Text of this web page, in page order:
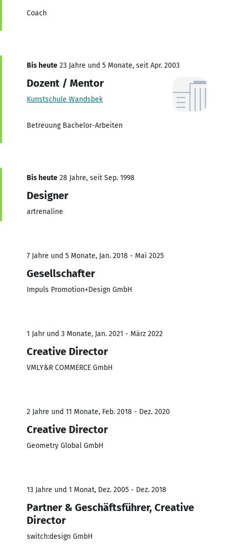
Coach
Bis heute 23 Jahre und 5 Monate, seit Apr. 2003
Dozent / Mentor
Kunstschule Wandsbek
Betreuung Bachelor-Arbeiten
Bis heute 28 Jahre, seit Sep. 1998
Designer
artrenaline
7 Jahre und 5 Monate, Jan. 2018 - Mai 2025
Gesellschafter
Impuls Promotion+Design GmbH
1 Jahr und 3 Monate, Jan. 2021 - März 2022
Creative Director
VMLY&R COMMERCE GmbH
2 Jahre und 11 Monate, Feb. 2018 - Dez. 2020
Creative Director
Geometry Global GmbH
13 Jahre und 1 Monat, Dez. 2005 - Dez. 2018
Partner & Geschäftsführer, Creative
Director
switch:design GmbH